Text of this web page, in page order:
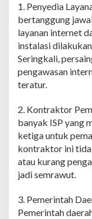
i
1. Penyedia
bertanggung
layanan internet
instalasi
Seringkali,
pengawasan
teratur.
2. ​Kontraktor
banyak ISP yang
ketiga untuk
kontraktor ini
atau kurang
jadi semrawut.
3. ​Pemerintah
Pemerintah